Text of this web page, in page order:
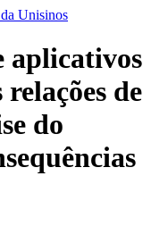
Unisinos
aplicativos
de
do